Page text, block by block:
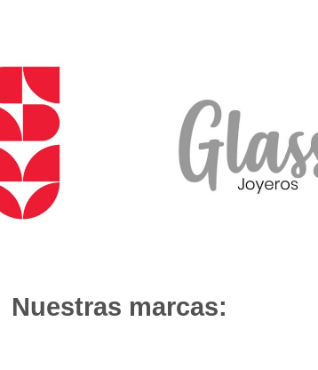
Nuestras marcas: